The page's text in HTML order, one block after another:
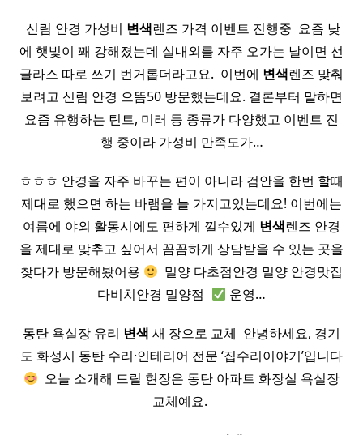
​ 신림 안경 가성비 변색렌즈 가격 이벤트 진행중 ​ 요즘 낮
에 햇빛이 꽤 강해졌는데 실내외를 자주 오가는 날이면 선
글라스 따로 쓰기 번거롭더라고요. ​ 이번에 변색렌즈 맞춰
보려고 신림 안경 으뜸50 방문했는데요. 결론부터 말하면
요즘 유행하는 틴트, 미러 등 종류가 다양했고 이벤트 진
행 중이라 가성비 만족도가…
ㅎㅎㅎ 안경을 자주 바꾸는 편이 아니라 검안을 한번 할때
제대로 했으면 하는 바램을 늘 가지고있는데요! 이번에는
여름에 야외 활동시에도 편하게 낄수있게 변색렌즈 안경
을 제대로 맞추고 싶어서 꼼꼼하게 상담받을 수 있는 곳을
찾다가 방문해봤어용
​ 밀양 다초점안경 밀양 안경맛집
다비치안경 밀양점 ​
운영…
동탄 욕실장 유리 변색 새 장으로 교체 ​ 안녕하세요, 경기
도 화성시 동탄 수리·인테리어 전문 ‘집수리이야기’입니다
​ 오늘 소개해 드릴 현장은 동탄 아파트 화장실 욕실장
교체예요. ​